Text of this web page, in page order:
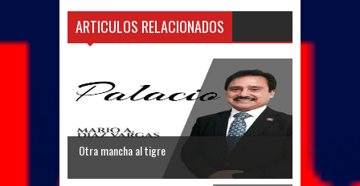
ARTICULOS RELACIONADOS
Otra mancha al tigre